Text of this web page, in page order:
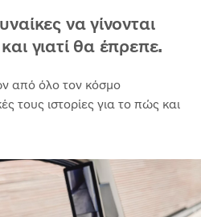
να γίνονται
γιατί θα έπρεπε.
από όλο τον κόσμο
τους ιστορίες για το πώς και